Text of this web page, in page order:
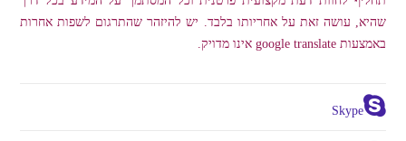
שהיא, עושה זאת על אחריותו בלבד. יש להיזהר שהתרגום לשפות אחרות
באמצעות google translate אינו מדויק.
Skype